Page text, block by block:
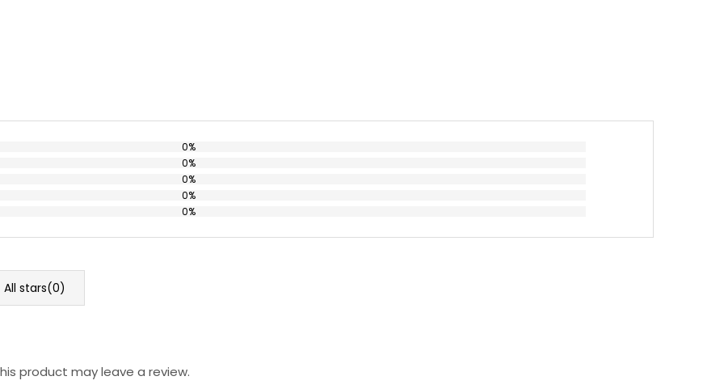
0%
0%
0%
0%
0%
All stars(0)
product may leave a review.